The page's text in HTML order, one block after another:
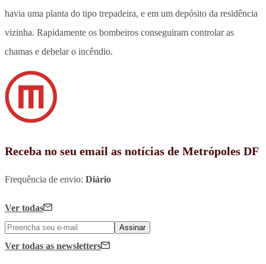
havia uma planta do tipo trepadeira, e em um depósito da residência
vizinha. Rapidamente os bombeiros conseguiram controlar as
chamas e debelar o incêndio.
Receba no seu email as notícias de Metrópoles DF
Frequência de envio: Diário
Ver todas
Assinar
Ver todas as newsletters